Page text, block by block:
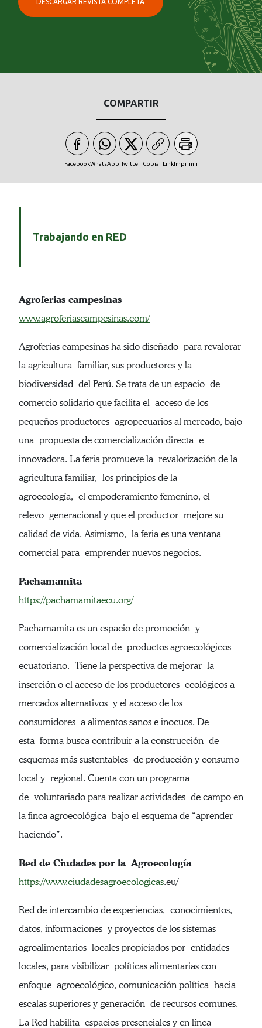
DESCARGAR REVISTA COMPLETA
COMPARTIR
FacebookWhatsApp Twitter Copiar LinkImprimir
Trabajando en RED
Agroferias campesinas
www.agroferiascampesinas.com/
Agroferias campesinas ha sido diseñado para revalorar
la agricultura familiar, sus productores y la
biodiversidad del Perú. Se trata de un espacio de
comercio solidario que facilita el acceso de los
pequeños productores agropecuarios al mercado, bajo
una propuesta de comercialización directa e
innovadora. La feria promueve la revalorización de la
agricultura familiar, los principios de la
agroecología, el empoderamiento femenino, el
relevo generacional y que el productor mejore su
calidad de vida. Asimismo, la feria es una ventana
comercial para emprender nuevos negocios.
Pachamamita
https://pachamamitaecu.org/
Pachamamita es un espacio de promoción y
comercialización local de productos agroecológicos
ecuatoriano. Tiene la perspectiva de mejorar la
inserción o el acceso de los productores ecológicos a
mercados alternativos y el acceso de los
consumidores a alimentos sanos e inocuos. De
esta forma busca contribuir a la construcción de
esquemas más sustentables de producción y consumo
local y regional. Cuenta con un programa
de voluntariado para realizar actividades de campo en
la finca agroecológica bajo el esquema de “aprender
haciendo”.
Red de Ciudades por la Agroecología
https://www.ciudadesagroecologicas.eu/
Red de intercambio de experiencias, conocimientos,
datos, informaciones y proyectos de los sistemas
agroalimentarios locales propiciados por entidades
locales, para visibilizar políticas alimentarias con
enfoque agroecológico, comunicación política hacia
escalas superiores y generación de recursos comunes.
La Red habilita espacios presenciales y en línea